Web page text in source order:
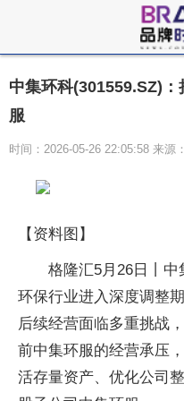
中集环科(301559.SZ)
服
时间：2026-05-26 22:05:58 来源
【资料图】
格隆汇5月26日丨
环保行业进入深度调整
后续经营面临多重挑战
前中集环服的经营承压
活存量资产、优化公司